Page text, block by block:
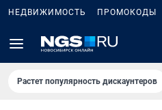
НЕДВИЖИМОСТЬ ПРОМОКОДЫ
Растет популярность дискаунтеров